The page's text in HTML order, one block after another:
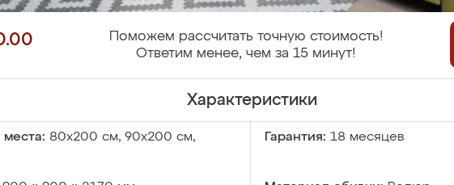
Поможем рассчитать точную стоимость!
Ответим менее, чем за 15 минут!
Характеристики
места: 80х200 см, 90х200 см,
Гарантия: 18 месяцев